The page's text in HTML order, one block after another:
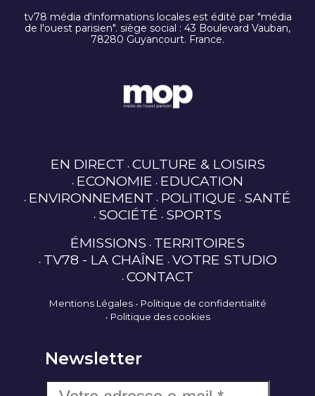
tv78 média d'informations locales est édité par "média
de l'ouest parisien". siège social : 43 Boulevard Vauban,
78280 Guyancourt. France.
EN DIRECT CULTURE & LOISIRS
ECONOMIE EDUCATION
ENVIRONNEMENT POLITIQUE SANTÉ
SOCIÉTÉ SPORTS
ÉMISSIONS TERRITOIRES
TV78 - LA CHAÎNE VOTRE STUDIO
CONTACT
Mentions Légales
Politique de confidentialité
Politique des cookies
Newsletter